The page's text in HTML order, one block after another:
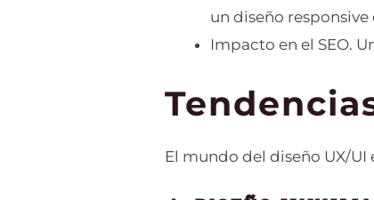
un diseño responsive
Impacto en el SEO.
El mundo del diseño UX/UI